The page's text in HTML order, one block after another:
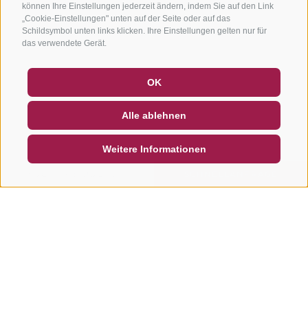
können Ihre Einstellungen jederzeit ändern, indem Sie auf den Link
„Cookie-Einstellungen" unten auf der Seite oder auf das
Schildsymbol unten links klicken. Ihre Einstellungen gelten nur für
das verwendete Gerät.
OK
Alle ablehnen
Weitere Informationen
NEWSLETTER
SOCIAL WALL WETTER